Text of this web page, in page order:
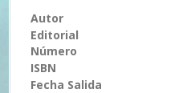
Autor
Editorial
Número
ISBN
Fecha Salida